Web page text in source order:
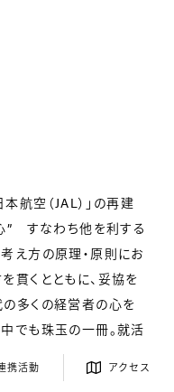
携活動 アクセス
本航空（JAL）」の再建
” すなわち他を利する
え方の原理・原則にお
貫くとともに、妥協を
多くの経営者の心を
でも珠玉の一冊。就活
でほしい。あなたが
信者”かもしれません